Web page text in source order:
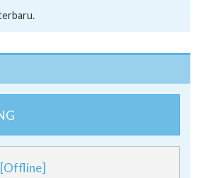
[Offline]